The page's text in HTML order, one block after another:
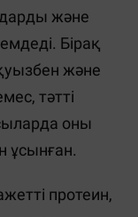
және
Бірақ
және
тәтті
оны
ұсынған.
протеин,